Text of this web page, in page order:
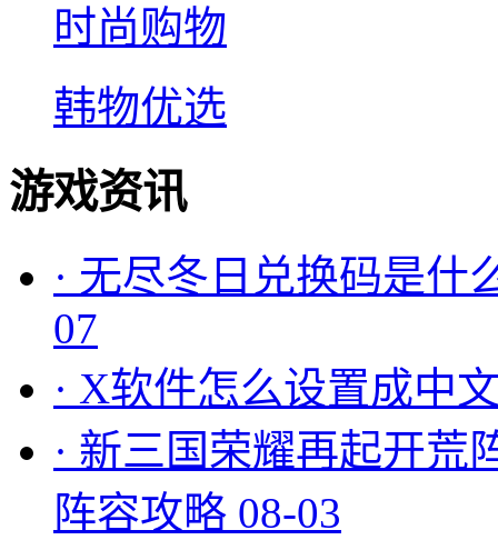
时尚购物
韩物优选
游戏资讯
· 无尽冬日兑换码是什
07
· X软件怎么设置成中
· 新三国荣耀再起开荒
阵容攻略 08-03